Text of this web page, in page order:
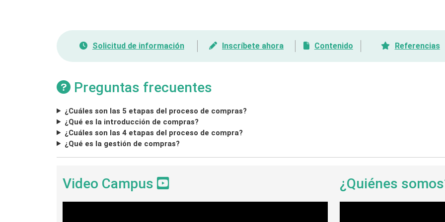
Solicitud de información Inscríbete ahora Contenido Referencias
Preguntas frecuentes
¿Cuáles son las 5 etapas del proceso de compras?
¿Qué es la introducción de compras?
¿Cuáles son las 4 etapas del proceso de compra?
¿Qué es la gestión de compras?
Video Campus ¿Quiénes